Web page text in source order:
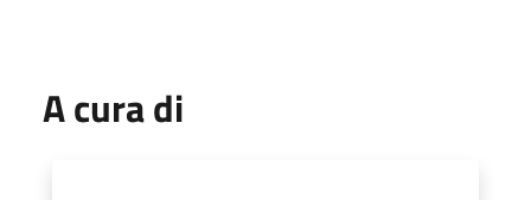
A cura di